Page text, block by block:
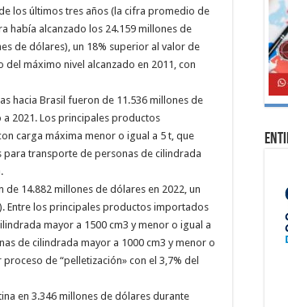
los últimos tres años (la cifra promedio de
había alcanzado los 24.159 millones de
de dólares), un 18% superior al valor de
máximo nivel alcanzado en 2011, con
hacia Brasil fueron de 11.536 millones de
2021. Los principales productos
carga máxima menor o igual a 5 t, que
para transporte de personas de cilindrada
14.882 millones de dólares en 2022, un
Entre los principales productos importados
mayor a 1500 cm3 y menor o igual a
de cilindrada mayor a 1000 cm3 y menor o
de “pelletización» con el 3,7% del
en 3.346 millones de dólares durante